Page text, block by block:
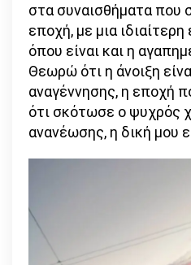
στα συναισθήματα που
εποχή, με μια
όπου είναι και η
Θεωρώ ότι η άνοιξη
αναγέννησης, η εποχή
ότι σκότωσε ο ψυχρός
ανανέωσης, η δική μου